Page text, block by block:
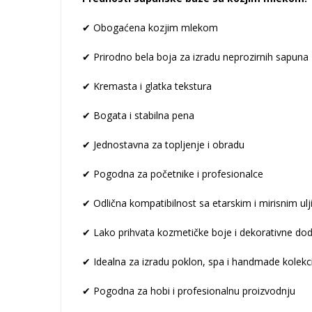
✔ Obogaćena kozjim mlekom
✔ Prirodno bela boja za izradu neprozirnih sapuna
✔ Kremasta i glatka tekstura
✔ Bogata i stabilna pena
✔ Jednostavna za topljenje i obradu
✔ Pogodna za početnike i profesionalce
✔ Odlična kompatibilnost sa etarskim i mirisnim
✔ Lako prihvata kozmetičke boje i dekorativne
✔ Idealna za izradu poklon, spa i handmade
✔ Pogodna za hobi i profesionalnu proizvodnju